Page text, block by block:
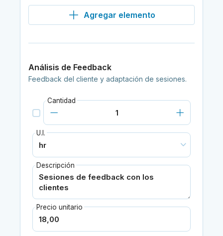
Agregar elemento
Análisis de Feedback
Feedback del cliente y adaptación de sesiones.
Cantidad
U.I.
Descripción
Precio unitario